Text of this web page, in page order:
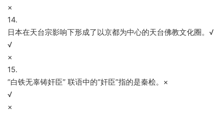
×
14.
日本在天台宗影响下形成了以京都为中心的天台佛教文化圈。√
√
×
15.
“白铁无辜铸奸臣” 联语中的“奸臣”指的是秦桧。×
√
×